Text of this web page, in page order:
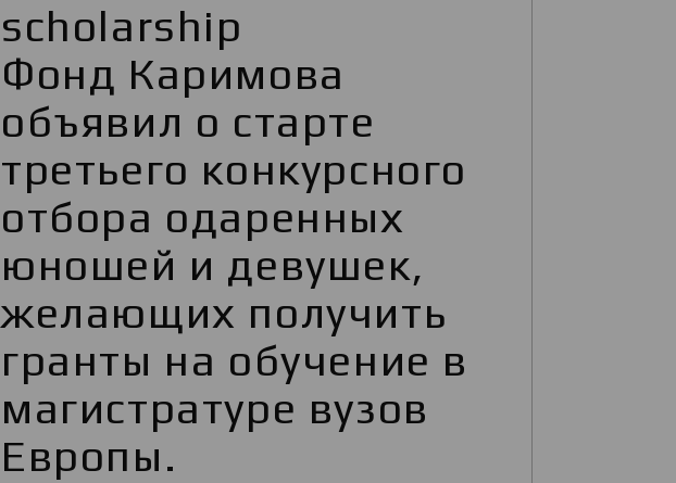
scholarship
Фонд Каримова
объявил о старте
третьего конкурсного
отбора одаренных
юношей и девушек,
желающих получить
гранты на обучение в
магистратуре вузов
Европы.